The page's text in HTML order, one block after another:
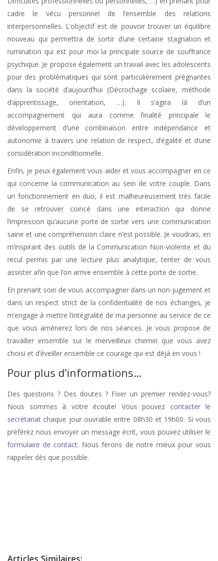
cadre le vécu personnel de l’ensemble des relations
interpersonnelles. L’objectif est de pouvoir trouver un équilibre
nouveau qui permettra de sortir d’une certaine stagnation et
rumination qui est pour moi la principale source de souffrance
psychique. Je propose également un travail avec les adolescents
pour des problématiques qui sont particulièrement prégnantes
dans la société d’aujourd’hui (Décrochage scolaire, méthode
d’apprentissage, orientation, …). Il s’agira là d’un
accompagnement qui aura comme finalité principale le
développement d’une combinaison entre indépendance et
autonomie à travers une relation de respect, d’égalité et d’une
considération inconditionnelle.
Enfin, je peux également vous aider et vous accompagner en ce
qui concerne la communication au sein de votre couple. Dans
un fonctionnement en duo, il est malheureusement très facile
de se retrouver coincé dans une interaction qui donne
l’impression qu’aucune porte de sortie vers une communication
saine et une compréhension claire n’est possible. Je voudrais, en
m’inspirant des outils de la Communication Non-violente et du
recul permis par une lecture plus analytique, tenter de vous
assister afin que l’on arrive ensemble à cette porte de sortie.
En prenant soin de vous accompagner dans un non-jugement et
dans un respect strict de la confidentialité de nos échanges, je
m’engage à mettre l’intégralité de ma personne au service de ce
que vous amènerez lors de nos séances. Je vous propose de
travailler ensemble sur le merveilleux chemin que vous avez
choisi et d’éveiller ensemble ce courage qui est déjà en vous !
Pour plus d’informations…
Des questions ? Des doutes ? Fixer un premier rendez-vous?
Nous sommes à votre écoute! Vous pouvez contacter le
secrétariat chaque jour ouvrable entre 08h30 et 19h00. Si vous
préférez nous envoyer un message écrit, vous pouvez utiliser le
formulaire de contact. Nous ferons de notre mieux pour vous
rappeler dès que possible.
Articles Similaires: